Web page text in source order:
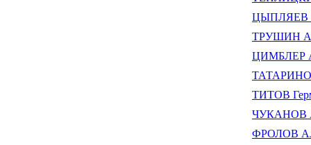
ЦЫПЛЯЕВ
ТРУШИН
ЦИМБЛЕР
ТИТОВ
ЧУКАНОВ
ФРОЛОВ